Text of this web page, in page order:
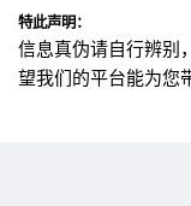
特此声明：
信息真伪请自行辨别
望我们的平台能为您